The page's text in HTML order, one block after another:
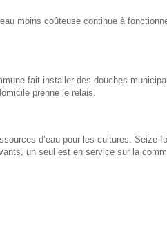
eau moins coûteuse continue à
fait installer des douches
prenne le relais.
d’eau pour les cultures. Seize
un seul est en service sur la